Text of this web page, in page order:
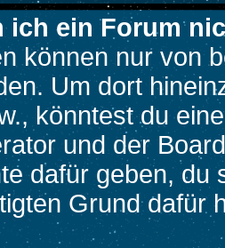
ich ein Forum
können nur von
Um dort
könntest du
und der
dafür geben, du
Grund dafür